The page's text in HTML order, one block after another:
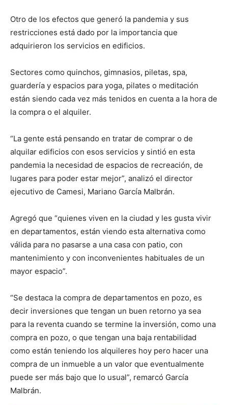
Otro de los efectos que generó la pandemia y sus
restricciones está dado por la importancia que
adquirieron los servicios en edificios.
Sectores como quinchos, gimnasios, piletas, spa,
guardería y espacios para yoga, pilates o meditación
están siendo cada vez más tenidos en cuenta a la hora de
la compra o el alquiler.
“La gente está pensando en tratar de comprar o de
alquilar edificios con esos servicios y sintió en esta
pandemia la necesidad de espacios de recreación, de
lugares para poder estar mejor”, analizó el director
ejecutivo de Camesi, Mariano García Malbrán.
Agregó que “quienes viven en la ciudad y les gusta vivir
en departamentos, están viendo esta alternativa como
válida para no pasarse a una casa con patio, con
mantenimiento y con inconvenientes habituales de un
mayor espacio”.
“Se destaca la compra de departamentos en pozo, es
decir inversiones que tengan un buen retorno ya sea
para la reventa cuando se termine la inversión, como una
compra en pozo, o que tengan una baja rentabilidad
como están teniendo los alquileres hoy pero hacer una
compra de un inmueble a un valor que eventualmente
puede ser más bajo que lo usual”, remarcó García
Malbrán.